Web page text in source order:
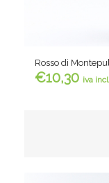
Rosso di
€10,30 iva